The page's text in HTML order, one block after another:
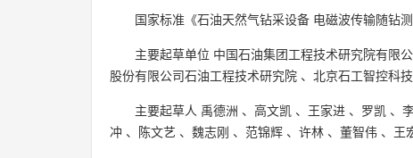
国家标准《石油天然气钻采设备 电磁波传输随钻
主要起草单位 中国石油集团工程技术研究院有限
股份有限公司石油工程技术研究院 、 北京石工智控科
主要起草人 禹德洲 、 高文凯 、 王家进 、 罗凯 、
冲 、 陈文艺 、 魏志刚 、 范锦辉 、 许林 、 董智伟 、 王